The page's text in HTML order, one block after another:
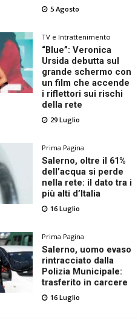
5 Agosto
TV e Intrattenimento
“Blue”: Veronica
Ursida debutta sul
grande schermo con
un film che accende
i riflettori sui rischi
della rete
29 Luglio
Prima Pagina
Salerno, oltre il 61%
dell’acqua si perde
nella rete: il dato tra i
più alti d’Italia
16 Luglio
Prima Pagina
Salerno, uomo evaso
rintracciato dalla
Polizia Municipale:
trasferito in carcere
16 Luglio